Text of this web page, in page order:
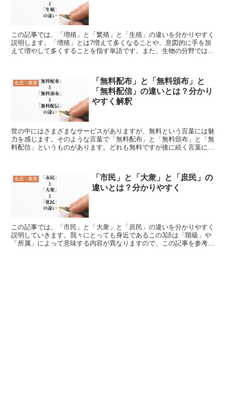
この記事では、「増殖」と「繁殖」と「生殖」の違いを分かりやすく
説明します。「増殖」とは?増えて多くなることや、意図的に手を加
えて増やして多くすることを指す単語です。また、生物の分野では、
生活・教育
「無料配布」と「無料頒布」と
「無料配信」の違いとは？分かり
やすく解釈
世の中にはさまざまなサービスがありますが、無料という言葉には魅
力を感じます。そのような言葉で「無料配布」と「無料頒布」と「無
料配信」というものがあります。どれも無料ですが後に続く言葉に違
生活・教育
「市民」と「大衆」と「庶民」の
違いとは？分かりやすく
この記事では、「市民」と「大衆」と「庶民」の違いを分かりやすく
説明していきます。我々にとっても身近であるこの3語は「階級」や
「所属」によって意味する内容が異なりますので、この記事を参考に